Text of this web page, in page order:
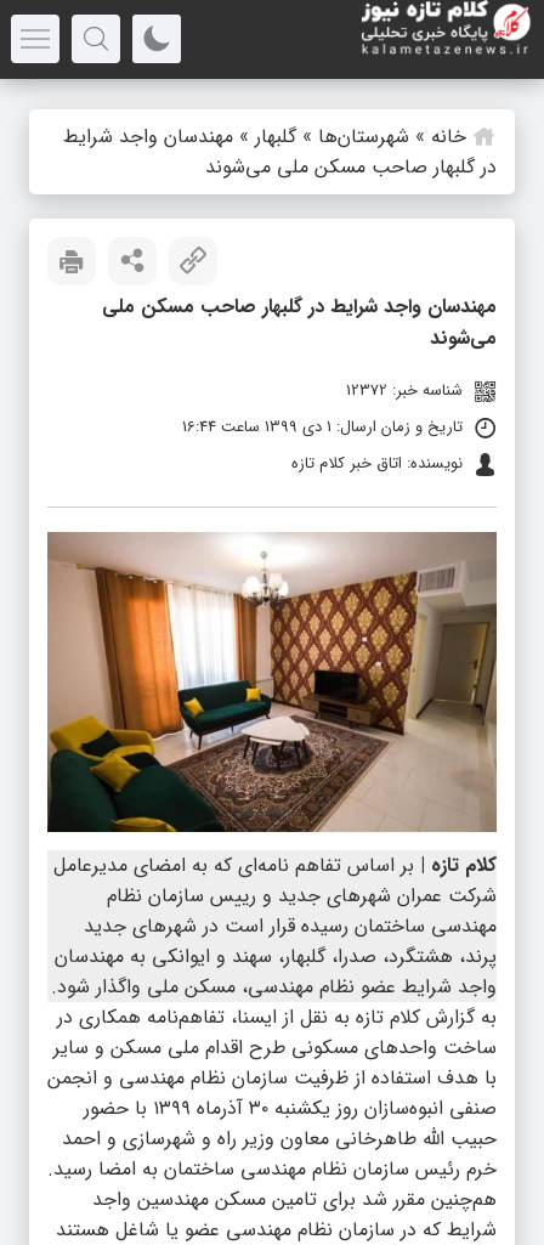
خانه » شهرستان‌ها »گلبهار » مهندسان واجد شرایط
در گلبهار صاحب مسکن ملی می‌شوند
مهندسان واجد شرایط در گلبهار صاحب مسکن ملی
می‌شوند
شناسه خبر: 12372
تاریخ و زمان ارسال: 1 دی 1399 ساعت 16:44
نویسنده: اتاق خبر کلام تازه
کلام تازه | بر اساس تفاهم نامه‌ای که به امضای مدیرعامل
شرکت عمران شهرهای جدید و رییس سازمان نظام
مهندسی ساختمان رسیده قرار است در شهرهای جدید
پرند، هشتگرد، صدرا، گلبهار، سهند و ایوانکی به مهندسان
واجد شرایط عضو نظام مهندسی، مسکن ملی واگذار شود.
به گزارش کلام تازه به نقل از ایسنا، تفاهم‌نامه همکاری در
ساخت واحدهای مسکونی طرح اقدام ملی مسکن و سایر
با هدف استفاده از ظرفیت سازمان نظام مهندسی و انجمن
صنفی انبوه‌سازان روز یکشنبه ۳۰ آذرماه ۱۳۹۹ با حضور
حبیب الله طاهرخانی معاون وزیر راه و شهرسازی و احمد
خرم رئیس سازمان نظام مهندسی ساختمان به امضا رسید.
هم‌چنین مقرر شد برای تامین مسکن مهندسین واجد
شرایط که در سازمان نظام مهندسی عضو یا شاغل هستند